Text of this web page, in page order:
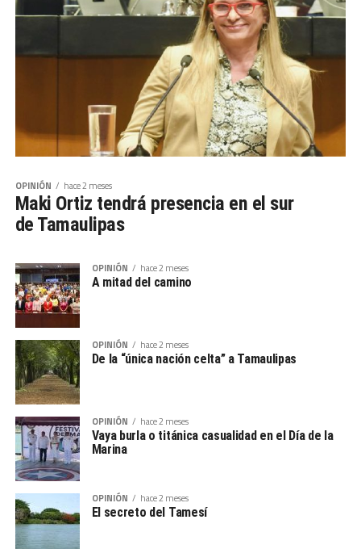
OPINIÓN hace 2 meses
Maki Ortiz tendrá presencia en el sur
de Tamaulipas
OPINIÓN hace 2 meses
A mitad del camino
OPINIÓN hace 2 meses
De la “única nación celta” a Tamaulipas
OPINIÓN hace 2 meses
Vaya burla o titánica casualidad en el Día de la
Marina
OPINIÓN hace 2 meses
El secreto del Tamesí